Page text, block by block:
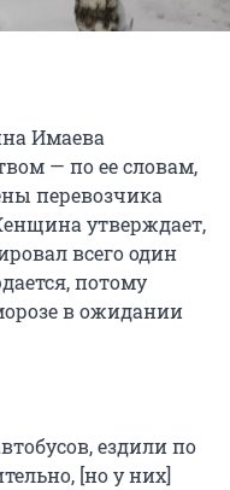
Имаева
— по ее словам,
перевозчика
утверждает,
всего один
потому
в ожидании
ездили по
[но у них]